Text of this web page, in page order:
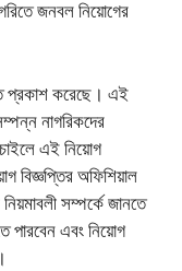
জনবল নিয়োগের
প্রকাশ করেছে। এই
নাগরিকদের
এই নিয়োগ
বিজ্ঞপ্তির অফিশিয়াল
সম্পর্কে জানতে
পারবেন এবং নিয়োগ